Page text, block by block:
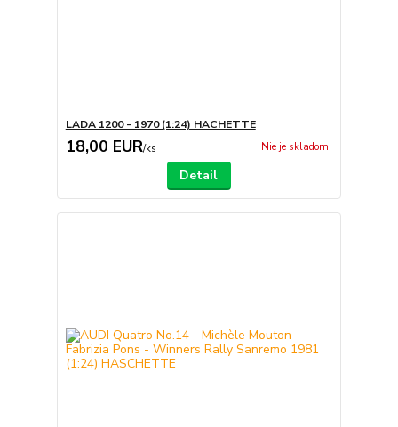
LADA 1200 - 1970 (1:24) HACHETTE
18,00 EUR/ks Nie je skladom
Detail